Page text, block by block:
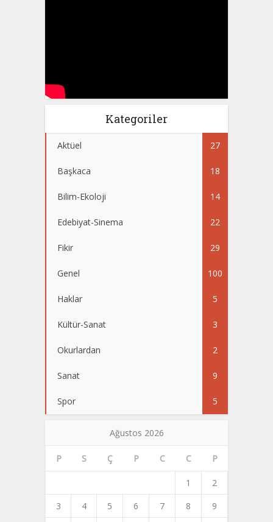
Kategoriler
Aktüel 27
Başkaca 18
Bilim-Ekoloji 14
Edebiyat-Sinema 22
Fikir 29
Genel 100
Haklar 5
Kültür-Sanat 3
Okurlardan 2
Sanat 9
Spor 5
Ağustos 2026
P S Ç P C C P
1
2
3
4 5 6 7 8
9